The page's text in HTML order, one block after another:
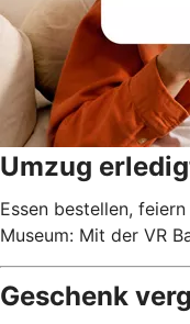
Umzug
Essen bestellen,
Museum: Mit der VR
Geschenk